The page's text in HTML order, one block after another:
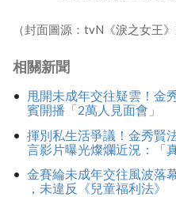
（封面圖源：tvN《淚之女王》
相關新聞
甩開未成年交往疑雲！金
賓開播「2萬人見面會」
揮別私生活爭議！金秀賢
言影片曝光燦爛近況：「
金賽綸未成年交往風波落
，未違反《兒童福利法》